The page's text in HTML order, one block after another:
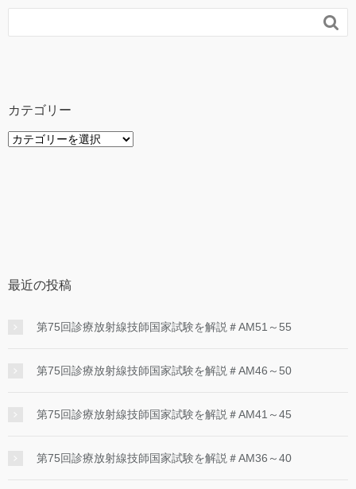

カテゴリー
カ
最近の投稿
第75回診療放射線技師国家試験を解説＃AM51～55
第75回診療放射線技師国家試験を解説＃AM46～50
第75回診療放射線技師国家試験を解説＃AM41～45
第75回診療放射線技師国家試験を解説＃AM36～40